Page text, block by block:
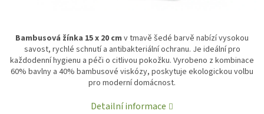
Bambusová žínka 15 x 20 cm v tmavě šedé barvě nabízí vysokou
savost, rychlé schnutí a antibakteriální ochranu. Je ideální pro
každodenní hygienu a péči o citlivou pokožku. Vyrobeno z kombinace
60% bavlny a 40% bambusové viskózy, poskytuje ekologickou volbu
pro moderní domácnost.
Detailní informace